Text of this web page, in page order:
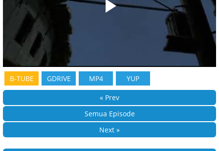
B-TUBE GDRIVE MP4 YUP
« Prev
Semua Episode
Next »